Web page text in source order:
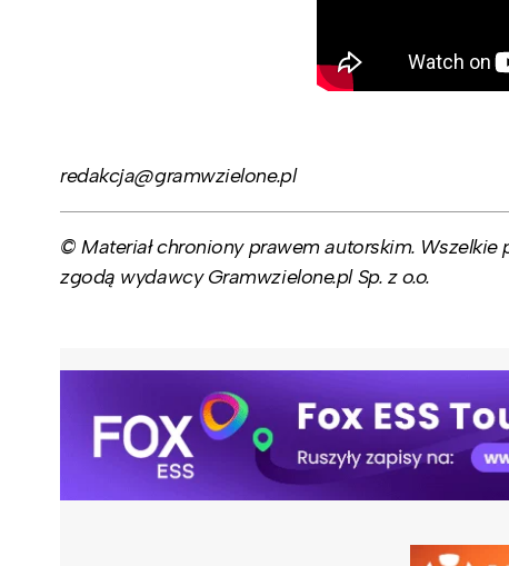
redakcja@gramwzielone.pl
© Materiał chroniony prawem autorskim. Wszelkie
zgodą wydawcy Gramwzielone.pl Sp. z o.o.